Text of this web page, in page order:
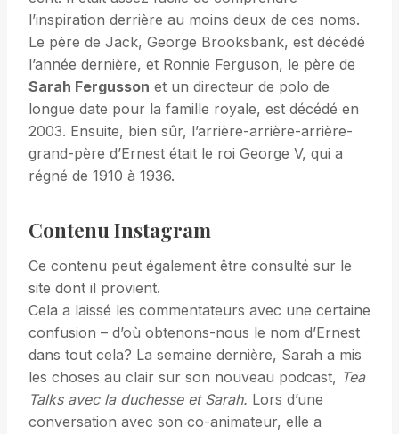
l’inspiration derrière au moins deux de ces noms.
Le père de Jack, George Brooksbank, est décédé
l’année dernière, et Ronnie Ferguson, le père de
Sarah Fergusson et un directeur de polo de
longue date pour la famille royale, est décédé en
2003. Ensuite, bien sûr, l’arrière-arrière-arrière-
grand-père d’Ernest était le roi George V, qui a
régné de 1910 à 1936.
Contenu Instagram
Ce contenu peut également être consulté sur le
site dont il provient.
Cela a laissé les commentateurs avec une certaine
confusion – d’où obtenons-nous le nom d’Ernest
dans tout cela? La semaine dernière, Sarah a mis
les choses au clair sur son nouveau podcast, Tea
Talks avec la duchesse et Sarah. Lors d’une
conversation avec son co-animateur, elle a